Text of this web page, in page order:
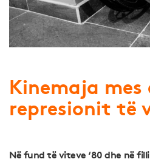
Kinemaja mes
represionit të
Në fund të viteve ‘80 dhe në